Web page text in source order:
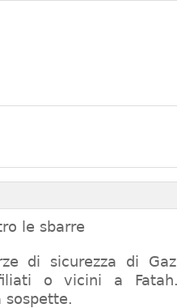
le sbarre
di sicurezza di
o vicini a